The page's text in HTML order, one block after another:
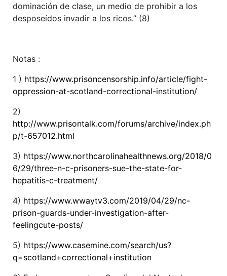
dominación de clase, un medio de prohibir a los
desposeídos invadir a los ricos.” (8)
Notas :
1 ) https://www.prisoncensorship.info/article/fight-
oppression-at-scotland-correctional-institution/
2)
http://www.prisontalk.com/forums/archive/index.ph
p/t-657012.html
3) https://www.northcarolinahealthnews.org/2018/0
6/29/three-n-c-prisoners-sue-the-state-for-
hepatitis-c-treatment/
4) https://www.wwaytv3.com/2019/04/29/nc-
prison-guards-under-investigation-after-
feelingcute-posts/
5) https://www.casemine.com/search/us?
q=scotland+correctional+institution